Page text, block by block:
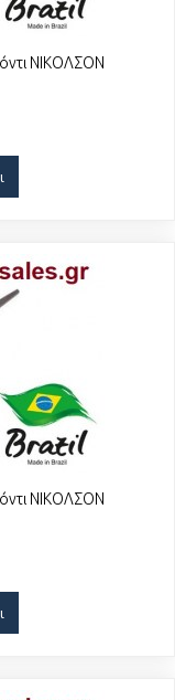
ΝΙΚΟΛΣΟΝ
ΝΙΚΟΛΣΟΝ